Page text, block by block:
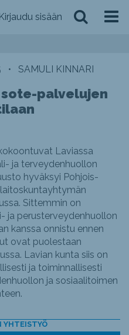
Kirjaudu sisään
• SAMULI KINNARI
sote-palvelujen
Laviassa
ja terveydenhuollon
hyväksyi Pohjois-
Sittemmin on
ja perusterveydenhuollon
kanssa onnistu ennen
ovat puolestaan
Lavian kunta siis on
ja toiminnallisesti
ja sosiaalitoimen
YHTEISTYÖ